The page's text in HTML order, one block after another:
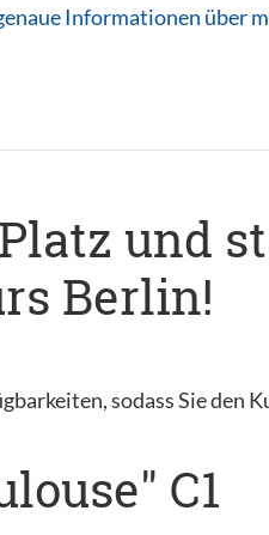
Informationen über
und
Berlin!
sodass Sie den
C1